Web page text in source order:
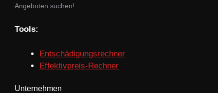
Angeboten suchen!
Tools:
Entschädigungsrechner
Effektivpreis-Rechner
Unternehmen